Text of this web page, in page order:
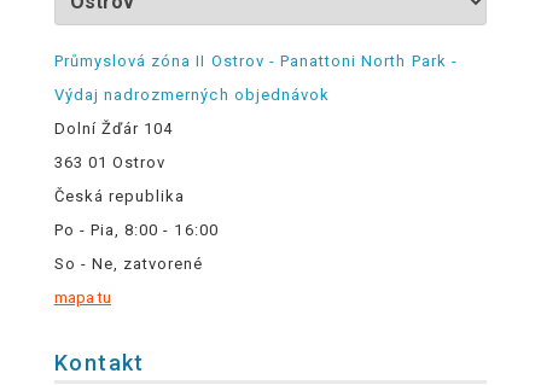
Průmyslová zóna II Ostrov - Panattoni North Park -
Výdaj nadrozmerných objednávok
Dolní Žďár 104
363 01 Ostrov
Česká republika
Po - Pia, 8:00 - 16:00
So - Ne, zatvorené
mapa tu
Kontakt